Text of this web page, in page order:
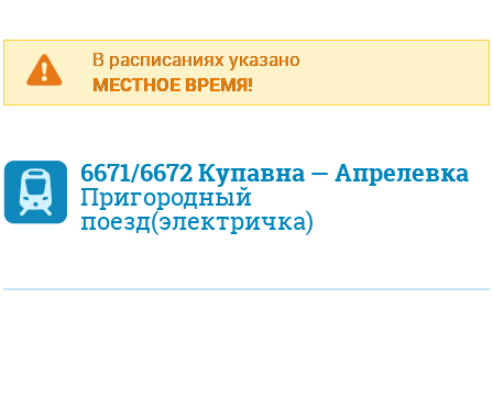
В расписаниях указано
МЕСТНОЕ ВРЕМЯ!
6671/6672 Купавна — Апрелевка
Пригородный
поезд(электричка)